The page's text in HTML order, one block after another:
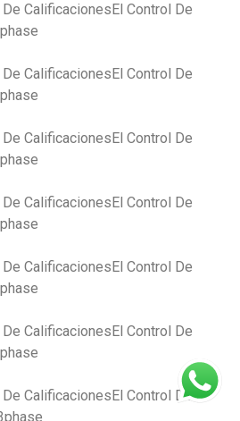
CalificacionesEl Control De
CalificacionesEl Control De
CalificacionesEl Control De
CalificacionesEl Control De
CalificacionesEl Control De
CalificacionesEl Control De
CalificacionesEl Control De